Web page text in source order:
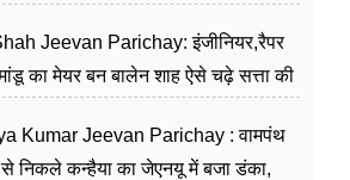
Jeevan Parichay: इंजीनियर,रैपर
का मेयर बन बालेन शाह ऐसे चढ़े सत्ता की
Kumar Jeevan Parichay : वामपंथ
से निकले कन्हैया का जेएनयू में बजा डंका,